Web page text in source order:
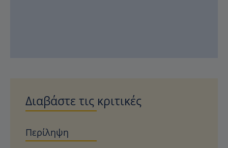
Διαβάστε τις κριτικές
Περίληψη